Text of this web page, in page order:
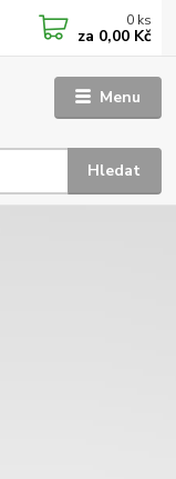
Menu
Hledat
0 ks
za 0,00 Kč